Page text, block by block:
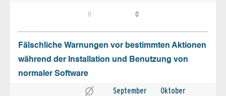
0 0
Fälschliche Warnungen vor bestimmten Aktionen
während der Installation und Benutzung von
normaler Software
September Oktober